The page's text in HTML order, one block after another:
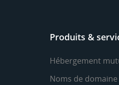
Produits &
Hébergement
Noms de domaine